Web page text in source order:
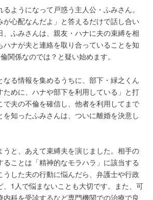
ようになって戸惑う主人公・ふみさん。
が心配なんだよ」と答えるだけで話し合い
、ふみさんは、親友・ハナに夫の束縛を相
ハナが夫と連絡を取り合っていることを知
関係なのでは？と疑い始めます。
なる情報を集めるうちに、部下・緑之くん
ために、ハナや部下を利用している」と打
で夫の不倫を確信し、他者を利用してまで
知ったふみさんは、ついに離婚を決意し
うと、あえて束縛夫を演じました。相手の
ことは「精神的なモラハラ」に該当する
うした夫の行動に悩んだら、弁護士や行政
、1人で悩まないことも大切です。また、可
科を受診するなど専門機関での治療で良